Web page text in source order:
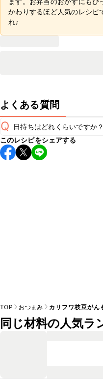
かわりするほど人気のレシピ
れ♪
よくある質問
Q 日持ちはどれくらいですか？
保存期間は冷蔵で翌日中が
し上がりください。
このレシピをシェアする
TOP おつまみ カリフワ枝豆がん
同じ材料の人気ラ